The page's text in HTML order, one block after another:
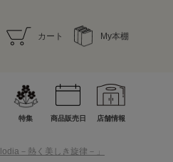
カート My本棚
特集 商品販売日 店舗情報
－熱く美しき旋律－」